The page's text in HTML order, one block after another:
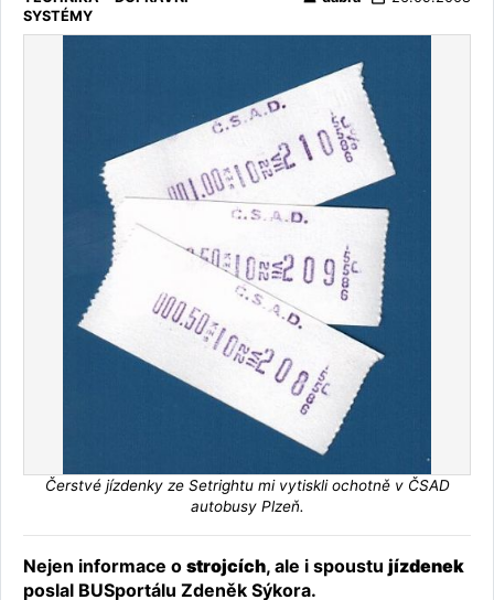
SYSTÉMY
Čerstvé jízdenky ze Setrightu mi vytiskli ochotně v ČSAD
autobusy Plzeň.
Nejen informace o strojcích, ale i spoustu jízdenek
poslal BUSportálu Zdeněk Sýkora.